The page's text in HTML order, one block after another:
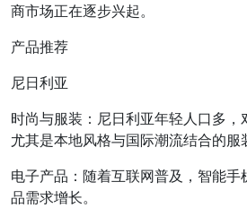
商市场正在逐步兴起。
产品推荐
尼日利亚
时尚与服装：尼日利亚年轻人口多，
尤其是本地风格与国际潮流结合的服
电子产品：随着互联网普及，智能
品需求增长。